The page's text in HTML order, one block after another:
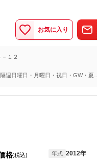
お気に入り
１２
週日曜日・月曜日・祝日・GW・夏季
格(税込) 年式 2012年